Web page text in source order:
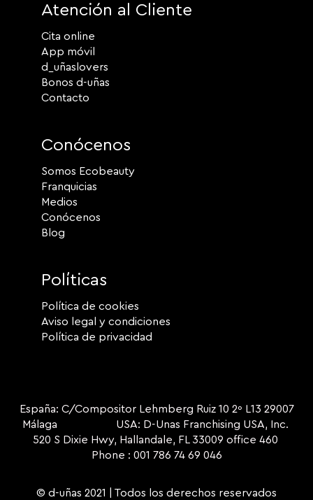
Atención al Cliente
Cita online
App móvil
d_uñaslovers
Bonos d-uñas
Contacto
Conócenos
Somos Ecobeauty
Franquicias
Medios
Conócenos
Blog
Políticas
Política de cookies
Aviso legal y condiciones
Política de privacidad
España: C/Compositor Lehmberg Ruiz 10 2º L13 29007
Málaga USA: D-Unas Franchising USA, Inc.
520 S Dixie Hwy, Hallandale, FL 33009 office 460
Phone : 001 786 74 69 046
© d-uñas 2021 | Todos los derechos reservados